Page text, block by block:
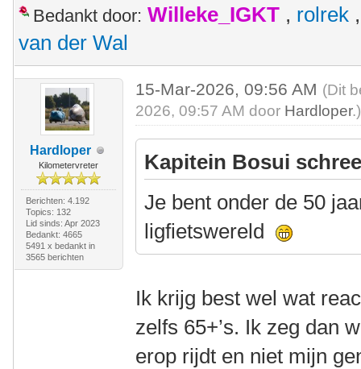
Bedankt door: Willeke_IGKT , rolrek
van der Wal
Hardloper
Kilometervreter
Berichten: 4.192
Topics: 132
Lid sinds: Apr 2023
Bedankt: 4665
5491 x bedankt in
3565 berichten
15-Mar-2026, 09:56 AM (Dit
2026, 09:57 AM door Hardloper.)
Kapitein Bosui
Je bent onder de 50
ligfietswereld
Ik krijg best wel wat
zelfs 65+’s. Ik zeg dan
erop rijdt en niet mijn